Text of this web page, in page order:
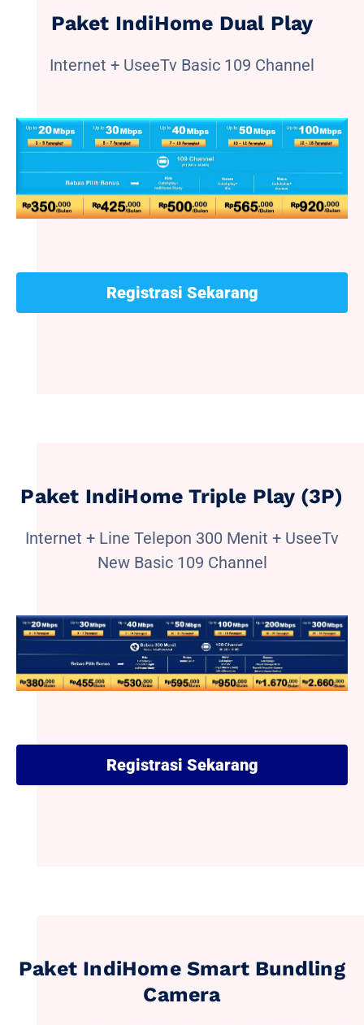
Paket IndiHome Dual Play
Internet + UseeTv Basic 109 Channel
Registrasi Sekarang
Paket IndiHome Triple Play (3P)
Internet + Line Telepon 300 Menit + UseeTv
New Basic 109 Channel
Registrasi Sekarang
Paket IndiHome Smart Bundling
Camera